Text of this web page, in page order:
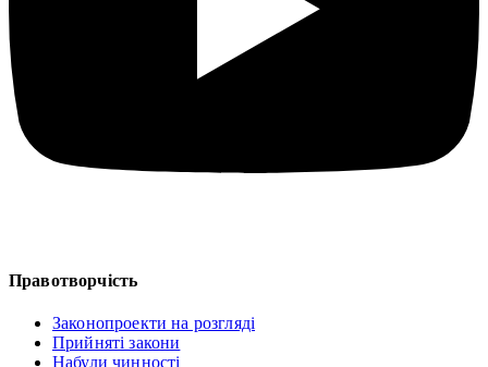
Правотворчість
Законопроекти на розгляді
Прийняті закони
Набули чинності